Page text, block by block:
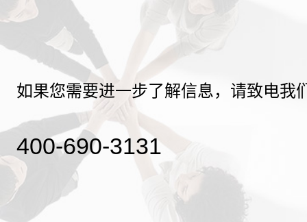
如果您需要进一步了解信息，请致电我
400-690-3131